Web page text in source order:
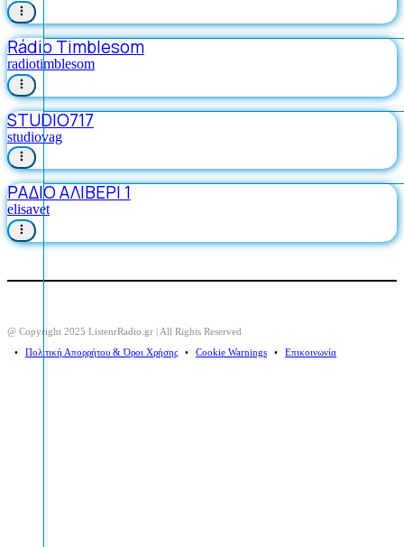
Rádio Timblesom
radiotimblesom
STUDIO717
studiovag
ΡΑΔΙΟ ΑΛΙΒΕΡΙ 1
elisavet
@ Copyright 2025 ListenrRadio.gr | All Rights Reserved
⠀•⠀ Πολιτική Απορρήτου & Όροι Χρήσης ⠀•⠀ Cookie Warnings ⠀•⠀ Επικοινωνία